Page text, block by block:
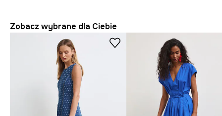
Zobacz wybrane dla Ciebie